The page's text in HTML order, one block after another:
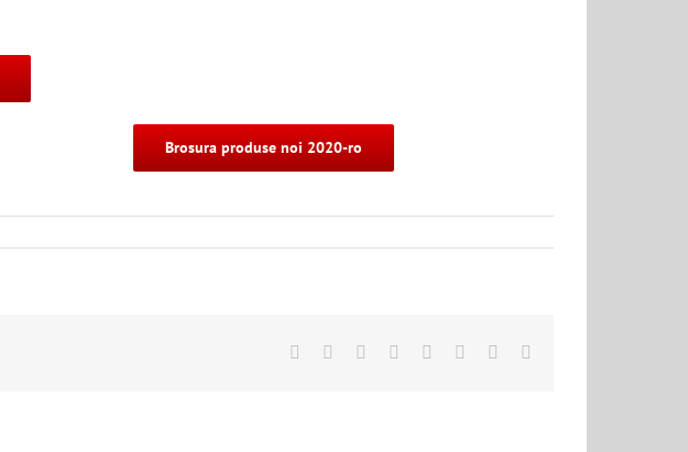
Brosura produse noi 2020-ro
Facebook Reddit LinkedIn
TumblrPinterest